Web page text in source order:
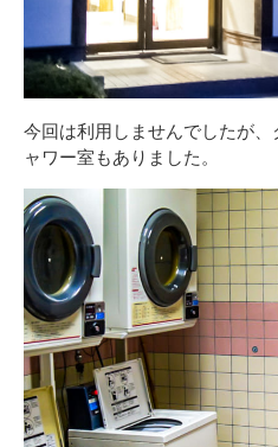
今回は利用しませんでしたが
ャワー室もありました。